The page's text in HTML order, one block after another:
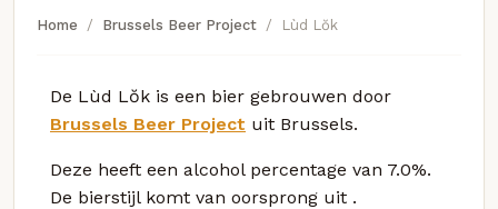
Home Brussels Beer Project Lùd Lŏk
De Lùd Lŏk is een bier gebrouwen door
Brussels Beer Project uit Brussels.
Deze heeft een alcohol percentage van 7.0%.
De bierstijl komt van oorsprong uit .